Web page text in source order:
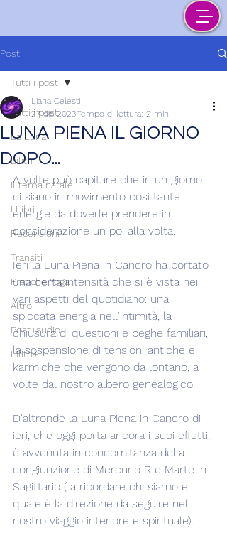
Post
Tutti i post
La Luna
Lilith
Il tema natale
I Libri
Recensioni
Transiti
Pratiche Yoga
Altro
Post+audio
Lilith+
Tutti i post
LUNA PIENA IL GIORNO
DOPO...
Liana Celesti
27 dic 2023Tempo di lettura: 2 min
A volte può capitare che in un giorno
ci siano in movimento così tante
energie da doverle prendere in
considerazione un po' alla volta.
Ieri la Luna Piena in Cancro ha portato
una certa intensità che si è vista nei
vari aspetti del quotidiano: una
spiccata energia nell'intimità, la
chiusura di questioni e beghe familiari,
la sospensione di tensioni antiche e
karmiche che vengono da lontano, a
volte dal nostro albero genealogico.
D'altronde la Luna Piena in Cancro di
ieri, che oggi porta ancora i suoi effetti,
è avvenuta in concomitanza della
congiunzione di Mercurio R e Marte in
Sagittario ( a ricordare chi siamo e
quale è la direzione da seguire nel
nostro viaggio interiore e spirituale),